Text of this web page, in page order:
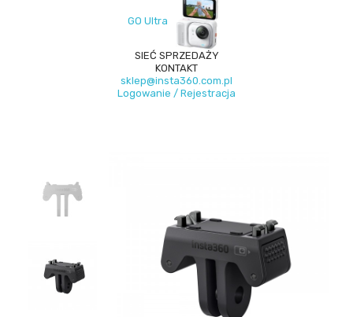
GO Ultra
SIEĆ SPRZEDAŻY
KONTAKT
sklep@insta360.com.pl
Logowanie / Rejestracja